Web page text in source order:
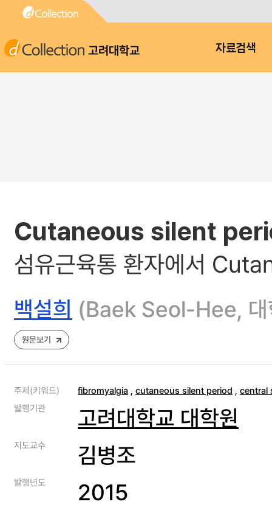
고려대학교 자료검색
Cutaneous silent
섬유근육통 환자에서
백설희 (Baek Seol-Hee, 대
원문보기
주제(키워드) fibromyalgia , cutaneous silent period , central
발행기관
고려대학교 대학원
지도교수 김병조
발행년도 2015